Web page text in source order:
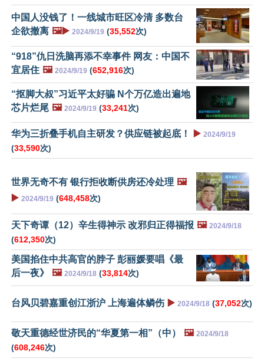
中国人没钱了！一线城市旺区冷清 多数台
企欲撤离 🖼️▶️ 2024/9/19 (35,552次)
“918”仇日洗脑再添不幸事件 网友：中国不
宜居住 🖼️ 2024/9/19 (652,916次)
“抠脚大叔”习近平太好骗 N个万亿造出遍地
芯片烂尾 🖼️ 2024/9/19 (33,241次)
华为三折叠手机自主研发？供应链被起底！ ▶️ 2024/9/19
(33,590次)
世界无奇不有 银行拒收断供房还冷处理 🖼️
▶️ 2024/9/19 (648,458次)
天下奇谭（12）辛生得神示 改邪归正得福报 🖼️ 2024/9/18
(612,350次)
美国掐住中共高官的脖子 彭丽媛要唱《最
后一夜》
🖼️ 2024/9/18 (33,814次)
台风贝碧嘉重创江浙沪 上海遍体鳞伤 ▶️ 2024/9/18 (37,052次)
敬天重德经世济民的“华夏第一相”（中） 🖼️ 2024/9/18
(608,246次)